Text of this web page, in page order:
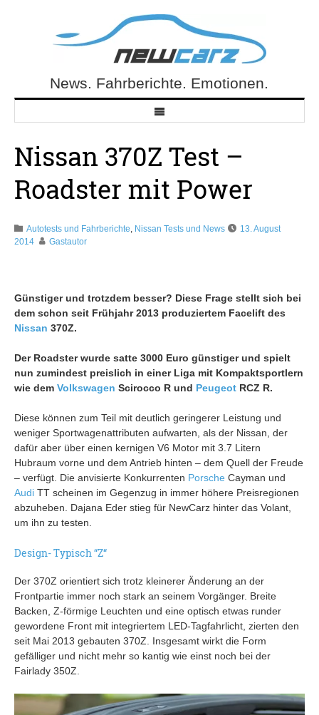
NewCarz.deNews. Fahrberichte. Emotionen.
Nissan 370Z Test –
Roadster mit Power
Autotests und Fahrberichte, Nissan Tests und News
13. August
2014
Gastautor
Günstiger und trotzdem besser? Diese Frage stellt sich bei
dem schon seit Frühjahr 2013 produziertem Facelift des
Nissan 370Z.
Der Roadster wurde satte 3000 Euro günstiger und spielt
nun zumindest preislich in einer Liga mit Kompaktsportlern
wie dem Volkswagen Scirocco R und Peugeot RCZ R.
Diese können zum Teil mit deutlich geringerer Leistung und
weniger Sportwagenattributen aufwarten, als der Nissan, der
dafür aber über einen kernigen V6 Motor mit 3.7 Litern
Hubraum vorne und dem Antrieb hinten – dem Quell der Freude
– verfügt. Die anvisierte Konkurrenten Porsche Cayman und
Audi TT scheinen im Gegenzug in immer höhere Preisregionen
abzuheben. Dajana Eder stieg für NewCarz hinter das Volant,
um ihn zu testen.
Design- Typisch “Z“
Der 370Z orientiert sich trotz kleinerer Änderung an der
Frontpartie immer noch stark an seinem Vorgänger. Breite
Backen, Z-förmige Leuchten und eine optisch etwas runder
gewordene Front mit integriertem LED-Tagfahrlicht, zierten den
seit Mai 2013 gebauten 370Z. Insgesamt wirkt die Form
gefälliger und nicht mehr so kantig wie einst noch bei der
Fairlady 350Z.